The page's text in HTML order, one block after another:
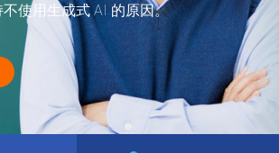
使用生成式 AI 的原因。